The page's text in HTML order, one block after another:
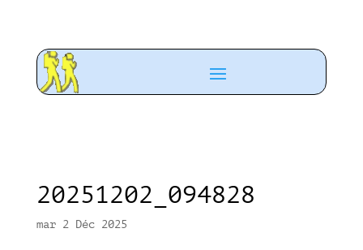
20251202_094828
mar 2 Déc 2025